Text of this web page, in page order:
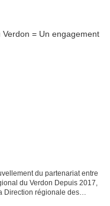
du partenariat entre
du Verdon Depuis 2017,
Direction régionale des